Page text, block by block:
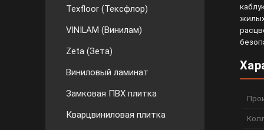
Texfloor (Тексфлор)
VINILAM (Винилам)
Zeta (Зета)
Виниловый ламинат
Замковая ПВХ плитка
Кварцвиниловая плитка